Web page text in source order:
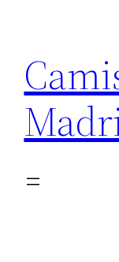
contenido